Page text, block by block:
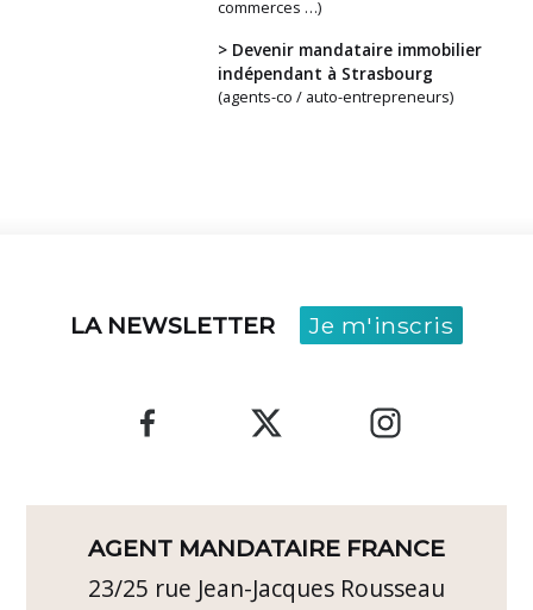
commerces …)
> Devenir mandataire immobilier
indépendant à Strasbourg
(agents-co / auto-entrepreneurs)
LA NEWSLETTER Je m'inscris
AGENT MANDATAIRE FRANCE
23/25 rue Jean-Jacques Rousseau